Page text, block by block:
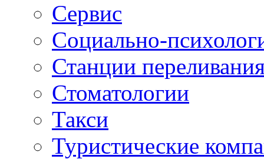
Сервис
Социально-
Станции
Стоматологии
Такси
Туристические